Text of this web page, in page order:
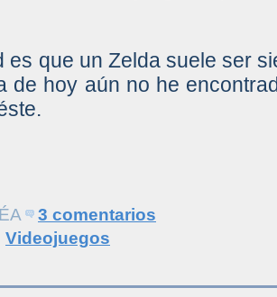
es que un Zelda suele ser
de hoy aún no he
ÉA
3 comentarios
Videojuegos